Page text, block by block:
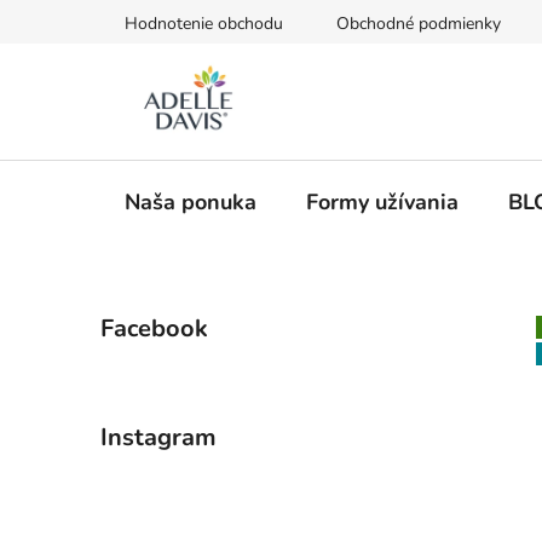
Hodnotenie obchodu Obchodné podmienky
Naša ponuka Formy užívania
o
ý
Facebook
Instagram